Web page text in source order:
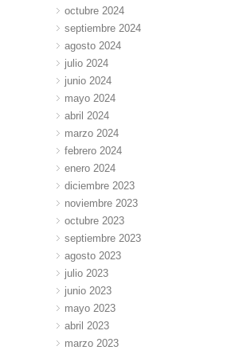
octubre 2024
septiembre 2024
agosto 2024
julio 2024
junio 2024
mayo 2024
abril 2024
marzo 2024
febrero 2024
enero 2024
diciembre 2023
noviembre 2023
octubre 2023
septiembre 2023
agosto 2023
julio 2023
junio 2023
mayo 2023
abril 2023
marzo 2023